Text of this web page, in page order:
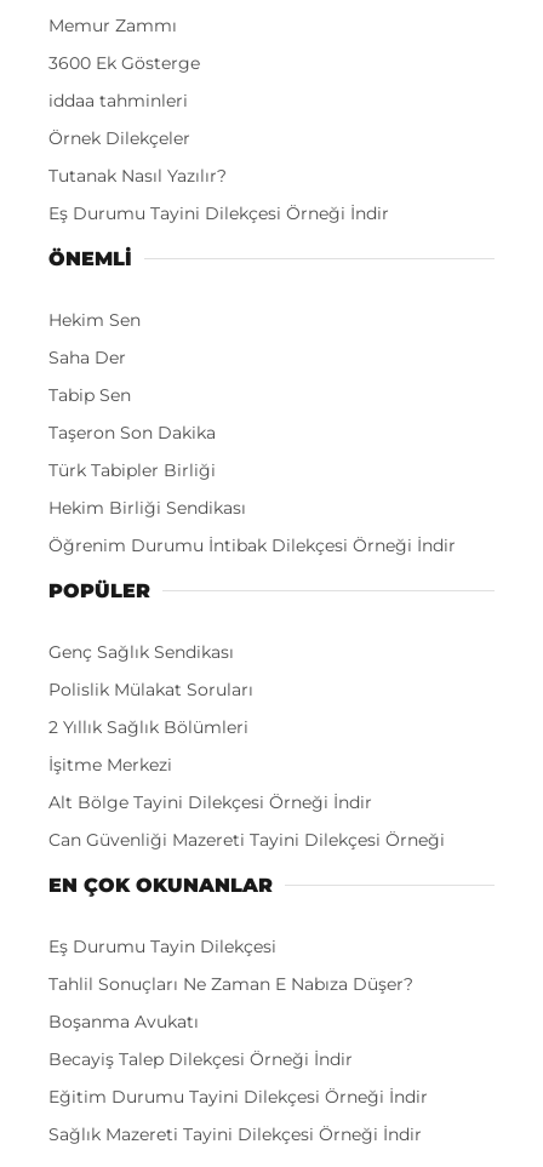
Memur Zammı
3600 Ek Gösterge
iddaa tahminleri
Örnek Dilekçeler
Tutanak Nasıl Yazılır?
Eş Durumu Tayini Dilekçesi Örneği İndir
ÖNEMLI
Hekim Sen
Saha Der
Tabip Sen
Taşeron Son Dakika
Türk Tabipler Birliği
Hekim Birliği Sendikası
Öğrenim Durumu İntibak Dilekçesi Örneği İndir
POPÜLER
Genç Sağlık Sendikası
Polislik Mülakat Soruları
2 Yıllık Sağlık Bölümleri
İşitme Merkezi
Alt Bölge Tayini Dilekçesi Örneği İndir
Can Güvenliği Mazereti Tayini Dilekçesi Örneği
EN ÇOK OKUNANLAR
Eş Durumu Tayin Dilekçesi
Tahlil Sonuçları Ne Zaman E Nabıza Düşer?
Boşanma Avukatı
Becayiş Talep Dilekçesi Örneği İndir
Eğitim Durumu Tayini Dilekçesi Örneği İndir
Sağlık Mazereti Tayini Dilekçesi Örneği İndir